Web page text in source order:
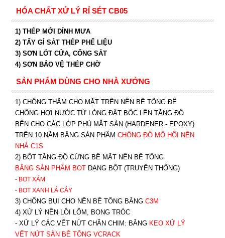
HÓA CHẤT XỬ LÝ RỈ SÉT CB05
1) THÉP MỚI DÍNH MƯA
2) TẨY GỈ SẮT THÉP PHẾ LIỆU
3) SƠN LÓT CỬA, CỔNG SẮT
4) SƠN BẢO VỆ THÉP CHỜ
SẢN PHẨM DÙNG CHO NHÀ XƯỞNG
1) CHỐNG THẤM CHO MẶT TRÊN NỀN BÊ TÔNG ĐỂ
CHỐNG HƠI NƯỚC TỪ LÒNG ĐẤT BỐC LÊN TĂNG ĐỘ
BỀN CHO CÁC LỚP PHỦ MẶT SÀN (HARDENER - EPOXY)
TRÊN 10 NĂM BẰNG SẢN PHẨM CHỐNG ĐỔ MỒ HÔI NỀN
NHÀ C1S
2) BỘT TĂNG ĐỘ CỨNG BỀ MẶT NỀN BÊ TÔNG
BẰNG SẢN PHẨM BOTDẠNG BỘT (TRUYỀN THỐNG)
- BOT XÁM
- BOT XANH LÁ CÂY
3) CHỐNG BỤI CHO NỀN BÊ TÔNG BẰNG C3M
4) XỬ LÝ NỀN LỒI LÕM, BONG TRÓC
- XỬ LÝ CÁC VẾT NỨT CHÂN CHIM: BẰNG KEO XỬ LÝ
VẾT NỨT SÀN BÊ TÔNG VCRACK